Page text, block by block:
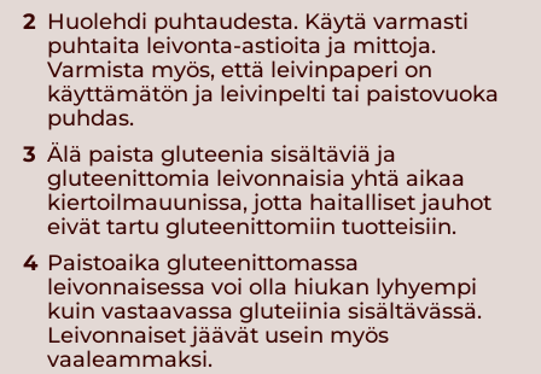
Huolehdi puhtaudesta. Käytä varmasti
puhtaita leivonta-astioita ja mittoja.
Varmista myös, että leivinpaperi on
käyttämätön ja leivinpelti tai paistovuoka
puhdas.
Älä paista gluteenia sisältäviä ja
gluteenittomia leivonnaisia yhtä aikaa
kiertoilmauunissa, jotta haitalliset jauhot
eivät tartu gluteenittomiin tuotteisiin.
Paistoaika gluteenittomassa
leivonnaisessa voi olla hiukan lyhyempi
kuin vastaavassa gluteiinia sisältävässä.
Leivonnaiset jäävät usein myös
vaaleammaksi.